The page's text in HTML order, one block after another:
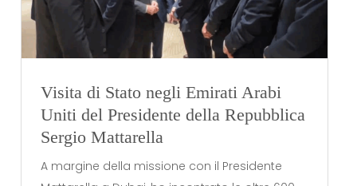
Visita di Stato negli Emirati Arabi
Uniti del Presidente della Repubblica
Sergio Mattarella
A margine della missione con il Presidente